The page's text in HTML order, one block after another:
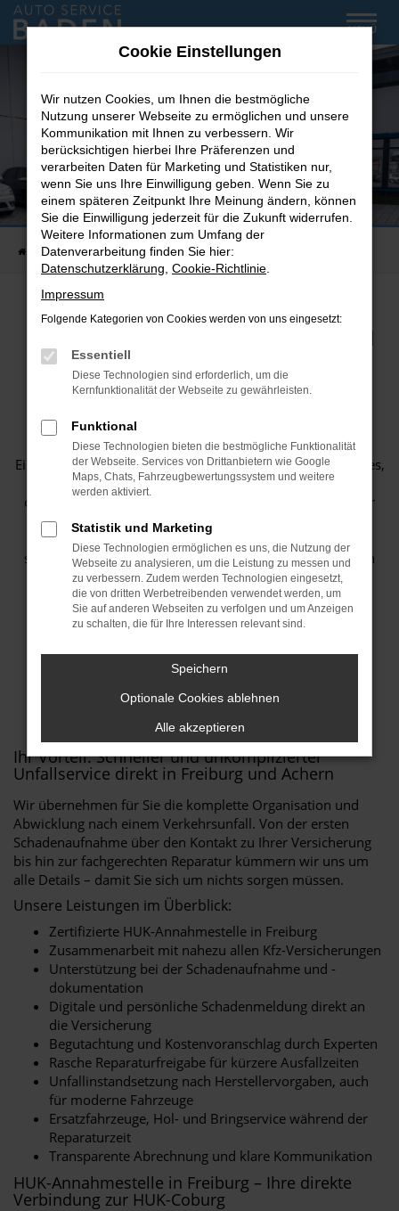
Zum
Hauptinhalt
MENÜ
Startseite Unfallservice
IN
Ihre HUK-Annahmestelle & Partner für alle
Ein Unfall kommt immer unerwartet – umso wichtiger ist es,
in solch einer Stresssituation einen verlässlichen und
erfahrenen Partner an seiner Seite zu wissen. Wir sind Ihr
kompetenter Ansprechpartner, wenn es um einen
ganzheitlichen Unfallservice in Freiburg geht – und das
sowohl für HUK-Kunden als auch für Versicherte bei allen
anderen Gesellschaften. Unsere Werkstatt ist Ihre
zertifizierte HUK Annahmestelle in Freiburg und bietet
darüber hinaus einen umfassenden Service für die
Schadensabwicklung mit sämtlichen Versicherungen.
JETZT KONTAKTIEREN
Ihr Vorteil: Schneller und unkomplizierter
Unfallservice direkt in Freiburg und Achern
Wir übernehmen für Sie die komplette Organisation und
Abwicklung nach einem Verkehrsunfall. Von der ersten
Schadenaufnahme über den Kontakt zu Ihrer Versicherung
bis hin zur fachgerechten Reparatur kümmern wir uns um
alle Details – damit Sie sich um nichts sorgen müssen.
Unsere Leistungen im Überblick:
Zertifizierte HUK-Annahmestelle in Freiburg
Zusammenarbeit mit nahezu allen Kfz-Versicherungen
Unterstützung bei der Schadenaufnahme und -
dokumentation
Digitale und persönliche Schadenmeldung direkt an
die Versicherung
Begutachtung und Kostenvoranschlag durch Experten
Rasche Reparaturfreigabe für kürzere Ausfallzeiten
Unfallinstandsetzung nach Herstellervorgaben, auch
für moderne Fahrzeuge
Ersatzfahrzeuge, Hol- und Bringservice während der
Reparaturzeit
Transparente Abrechnung und klare Kommunikation
HUK-Annahmestelle in Freiburg – Ihre direkte
Verbindung zur HUK-Coburg
Cookie Einstellungen
Wir nutzen Cookies, um Ihnen die bestmögliche
Nutzung unserer Webseite zu ermöglichen und unsere
Kommunikation mit Ihnen zu verbessern. Wir
berücksichtigen hierbei Ihre Präferenzen und
verarbeiten Daten für Marketing und Statistiken nur,
wenn Sie uns Ihre Einwilligung geben. Wenn Sie zu
einem späteren Zeitpunkt Ihre Meinung ändern, können
Sie die Einwilligung jederzeit für die Zukunft widerrufen.
Weitere Informationen zum Umfang der
Datenverarbeitung finden Sie hier:
Datenschutzerklärung Cookie-Richtlinie
Impressum
Folgende Kategorien von Cookies werden von uns eingesetzt:
Essentiell
Diese Technologien sind erforderlich, um die
Kernfunktionalität der Webseite zu gewährleisten.
Funktional
Diese Technologien bieten die bestmögliche Funktionalität
der Webseite. Services von Drittanbietern wie Google
Maps, Chats, Fahrzeugbewertungssystem und weitere
werden aktiviert.
Statistik und Marketing
Diese Technologien ermöglichen es uns, die Nutzung der
Webseite zu analysieren, um die Leistung zu messen und
zu verbessern. Zudem werden Technologien eingesetzt,
die von dritten Werbetreibenden verwendet werden, um
Sie auf anderen Webseiten zu verfolgen und um Anzeigen
zu schalten, die für Ihre Interessen relevant sind.
Speichern
Optionale Cookies ablehnen
Alle akzeptieren